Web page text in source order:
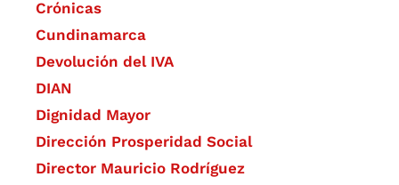
Crónicas
Cundinamarca
Devolución del IVA
DIAN
Dignidad Mayor
Dirección Prosperidad Social
Director Mauricio Rodríguez